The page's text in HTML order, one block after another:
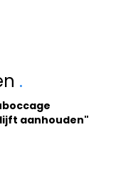
.
aanhouden"